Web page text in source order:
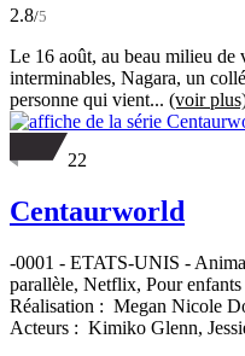
2.8/5
Le 16 août, au beau milieu de
interminables, Nagara, un
personne qui vient... (voir
22
Centaurworld
-0001 - ETATS-UNIS -
parallèle, Netflix, Pour enfants
Réalisation : Megan Nicole
Acteurs : Kimiko Glenn,